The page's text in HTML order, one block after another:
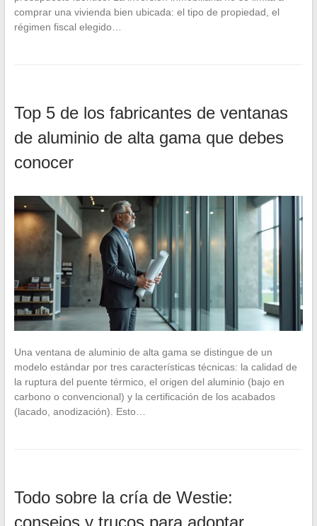
comprar una vivienda bien ubicada: el tipo de propiedad, el
régimen fiscal elegido…
Top 5 de los fabricantes de ventanas
de aluminio de alta gama que debes
conocer
Una ventana de aluminio de alta gama se distingue de un
modelo estándar por tres características técnicas: la calidad de
la ruptura del puente térmico, el origen del aluminio (bajo en
carbono o convencional) y la certificación de los acabados
(lacado, anodización). Esto…
Todo sobre la cría de Westie:
consejos y trucos para adoptar